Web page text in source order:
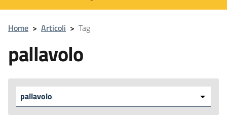
Home > Articoli > Tag
pallavolo